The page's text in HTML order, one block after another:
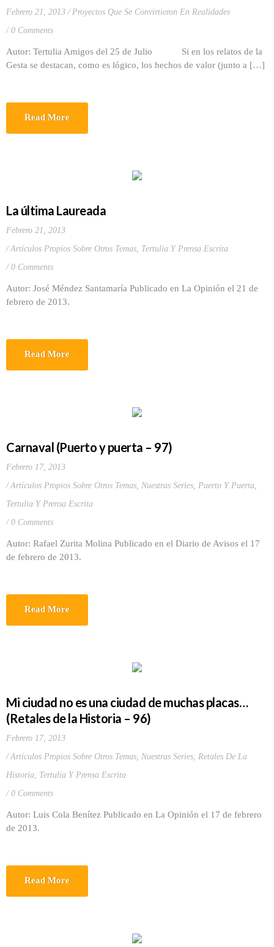
Febrero 21, 2013
Proyectos Que Se Convirtieron En Realidades
0 Comments
Autor: Tertulia Amigos del 25 de Julio Si en los relatos de la
Gesta se destacan, como es lógico, los hechos de valor (junto a […]
Read More
La última Laureada
Febrero 21, 2013
Artículos Propios Sobre Otros Temas, Tertulia Y Prensa Escrita
0 Comments
Autor: José Méndez Santamaría Publicado en La Opinión el 21 de
febrero de 2013.
Read More
Carnaval (Puerto y puerta – 97)
Febrero 17, 2013
Artículos Propios Sobre Otros Temas, Nuestras Series, Puerto Y Puerta,
Tertulia Y Prensa Escrita
0 Comments
Autor: Rafael Zurita Molina Publicado en el Diario de Avisos el 17
de febrero de 2013.
Read More
Mi ciudad no es una ciudad de muchas placas…
(Retales de la Historia – 96)
Febrero 17, 2013
Artículos Propios Sobre Otros Temas, Nuestras Series, Retales De La
Historia, Tertulia Y Prensa Escrita
0 Comments
Autor: Luis Cola Benítez Publicado en La Opinión el 17 de febrero
de 2013.
Read More